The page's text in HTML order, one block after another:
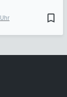
bookmark_border